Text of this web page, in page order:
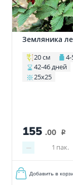
Земляника
20 см
4-
42-46 дней
25х25
155 .00 i
− 1 пак.
Добавить в